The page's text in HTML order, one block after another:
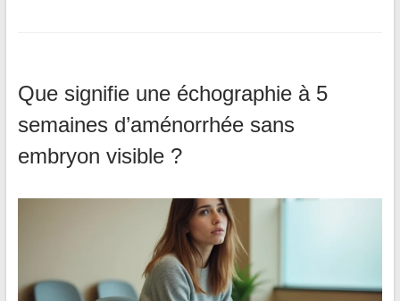
Que signifie une échographie à 5
semaines d’aménorrhée sans
embryon visible ?